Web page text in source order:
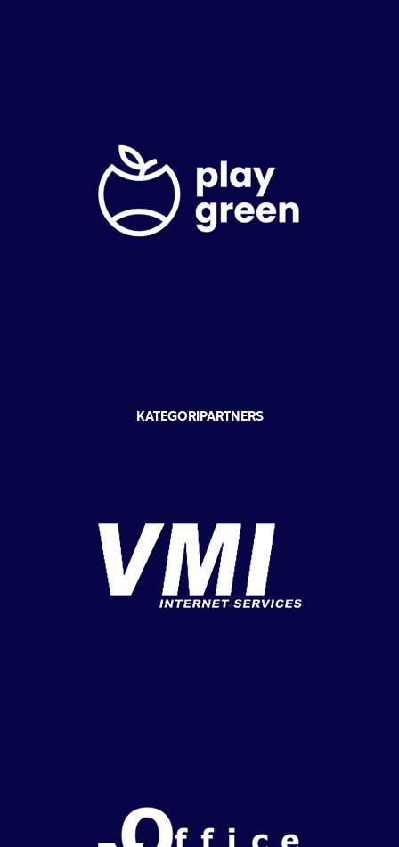
KATEGORIPARTNERS